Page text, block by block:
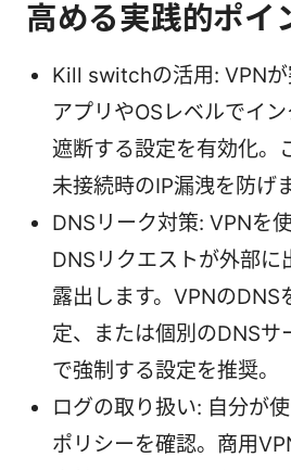
高める実践的ポイ
Kill switchの活用: VPNが
アプリやOSレベルでイ
遮断する設定を有効化。
未接続時のIP漏洩を防げま
DNSリーク対策: VPNを
DNSリクエストが外部に
露出します。VPNのDNS
定、または個別のDNSサ
で強制する設定を推奨。
ログの取り扱い: 自分が
ポリシーを確認。商用